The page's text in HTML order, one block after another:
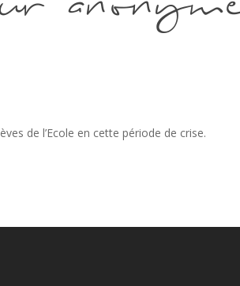
de l’Ecole en cette période de crise.